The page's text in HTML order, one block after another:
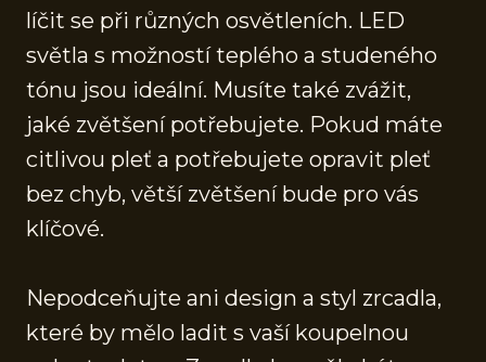
líčit se při různých osvětleních. LED
světla s možností teplého a studeného
tónu jsou ideální. Musíte také zvážit,
jaké zvětšení potřebujete. Pokud máte
citlivou pleť a potřebujete opravit pleť
bez chyb, větší zvětšení bude pro vás
klíčové.
Nepodceňujte ani design a styl zrcadla,
které by mělo ladit s vaší koupelnou